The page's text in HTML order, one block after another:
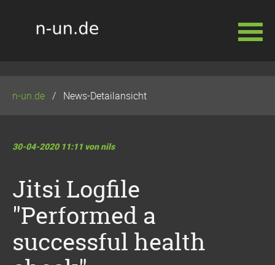
n-un.de News-Detailansicht
30-04-2020 11:11 von nils
Jitsi Logfile
"Performed a
successful health